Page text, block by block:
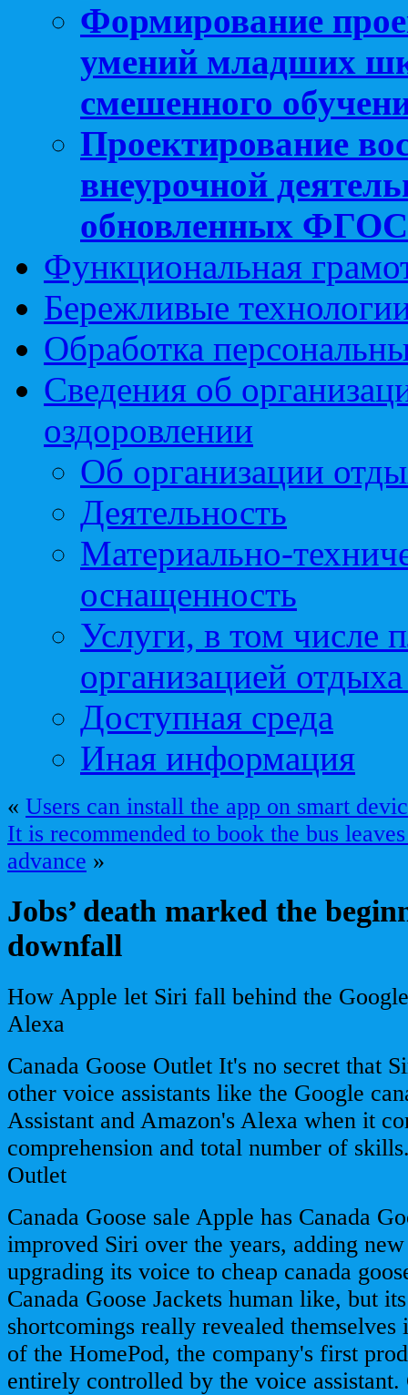
Формирование
умений младших
смешенного
Проектирование
внеурочной
обновленных
Функциональная
Бережливые
Обработка
Сведения об
оздоровлении
Об организации
Деятельность
Материально-
оснащенность
Услуги, в том числе
организацией
Доступная среда
Иная информация
« Users can install the app on smart
It is recommended to book the bus
advance »
Jobs’ death marked the
downfall
How Apple let Siri fall behind the
Alexa
Canada Goose Outlet It's no secret that
other voice assistants like the Google
Assistant and Amazon's Alexa when it
comprehension and total number of
Outlet
Canada Goose sale Apple has Canada
improved Siri over the years, adding
upgrading its voice to cheap canada
Canada Goose Jackets human like, but
shortcomings really revealed themselves
of the HomePod, the company's first
entirely controlled by the voice assistant.